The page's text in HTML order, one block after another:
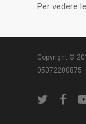
Per vedere
Copyright ©
05072200875